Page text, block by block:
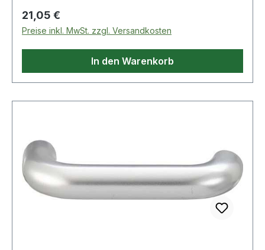
Regulärer Preis:
21,05 €
Preise inkl. MwSt. zzgl. Versandkosten
In den Warenkorb